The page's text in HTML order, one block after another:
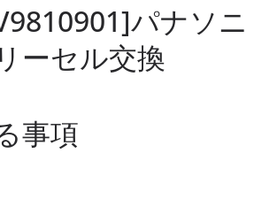
パナソニ
ーセル交換
事項